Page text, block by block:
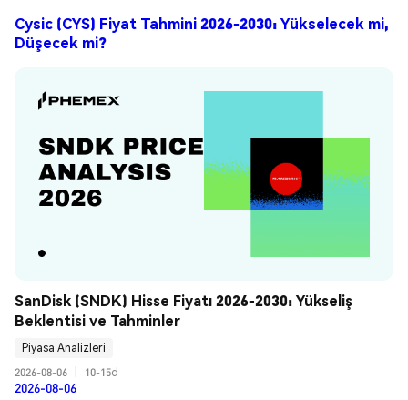
Cysic (CYS) Fiyat Tahmini 2026-2030: Yükselecek mi,
Düşecek mi?
SanDisk (SNDK) Hisse Fiyatı 2026-2030: Yükseliş
Beklentisi ve Tahminler
Piyasa Analizleri
2026-08-06
10-15d
2026-08-06